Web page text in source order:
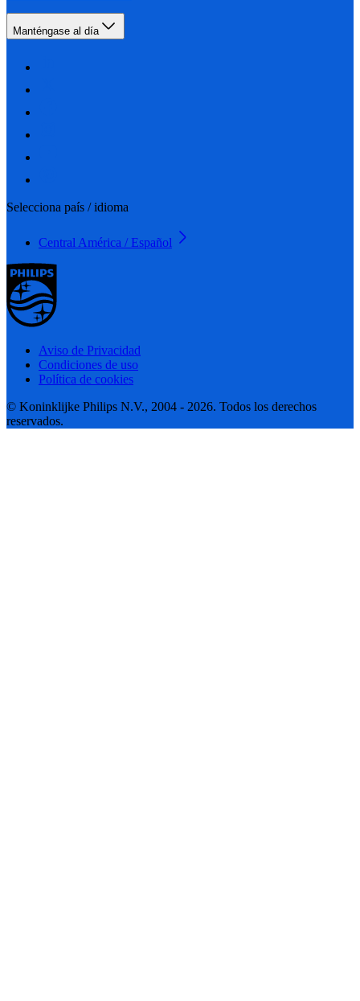
Manténgase al día
Selecciona país / idioma
Central América / Español
Aviso de Privacidad
Condiciones de uso
Política de cookies
© Koninklijke Philips N.V., 2004 - 2026. Todos los derechos
reservados.